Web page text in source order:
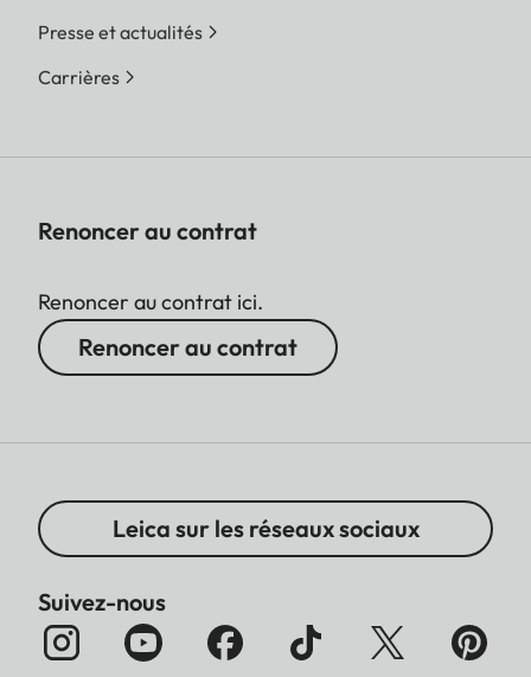
Presse et actualités
Carrières
Renoncer au contrat
Renoncer au contrat ici.
Renoncer au contrat
Leica sur les réseaux sociaux
Suivez-nous